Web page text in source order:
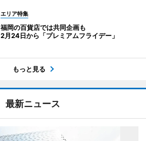
エリア特集
福岡の百貨店では共同企画も
2月24日から「プレミアムフライデー」
もっと見る
最新ニュース